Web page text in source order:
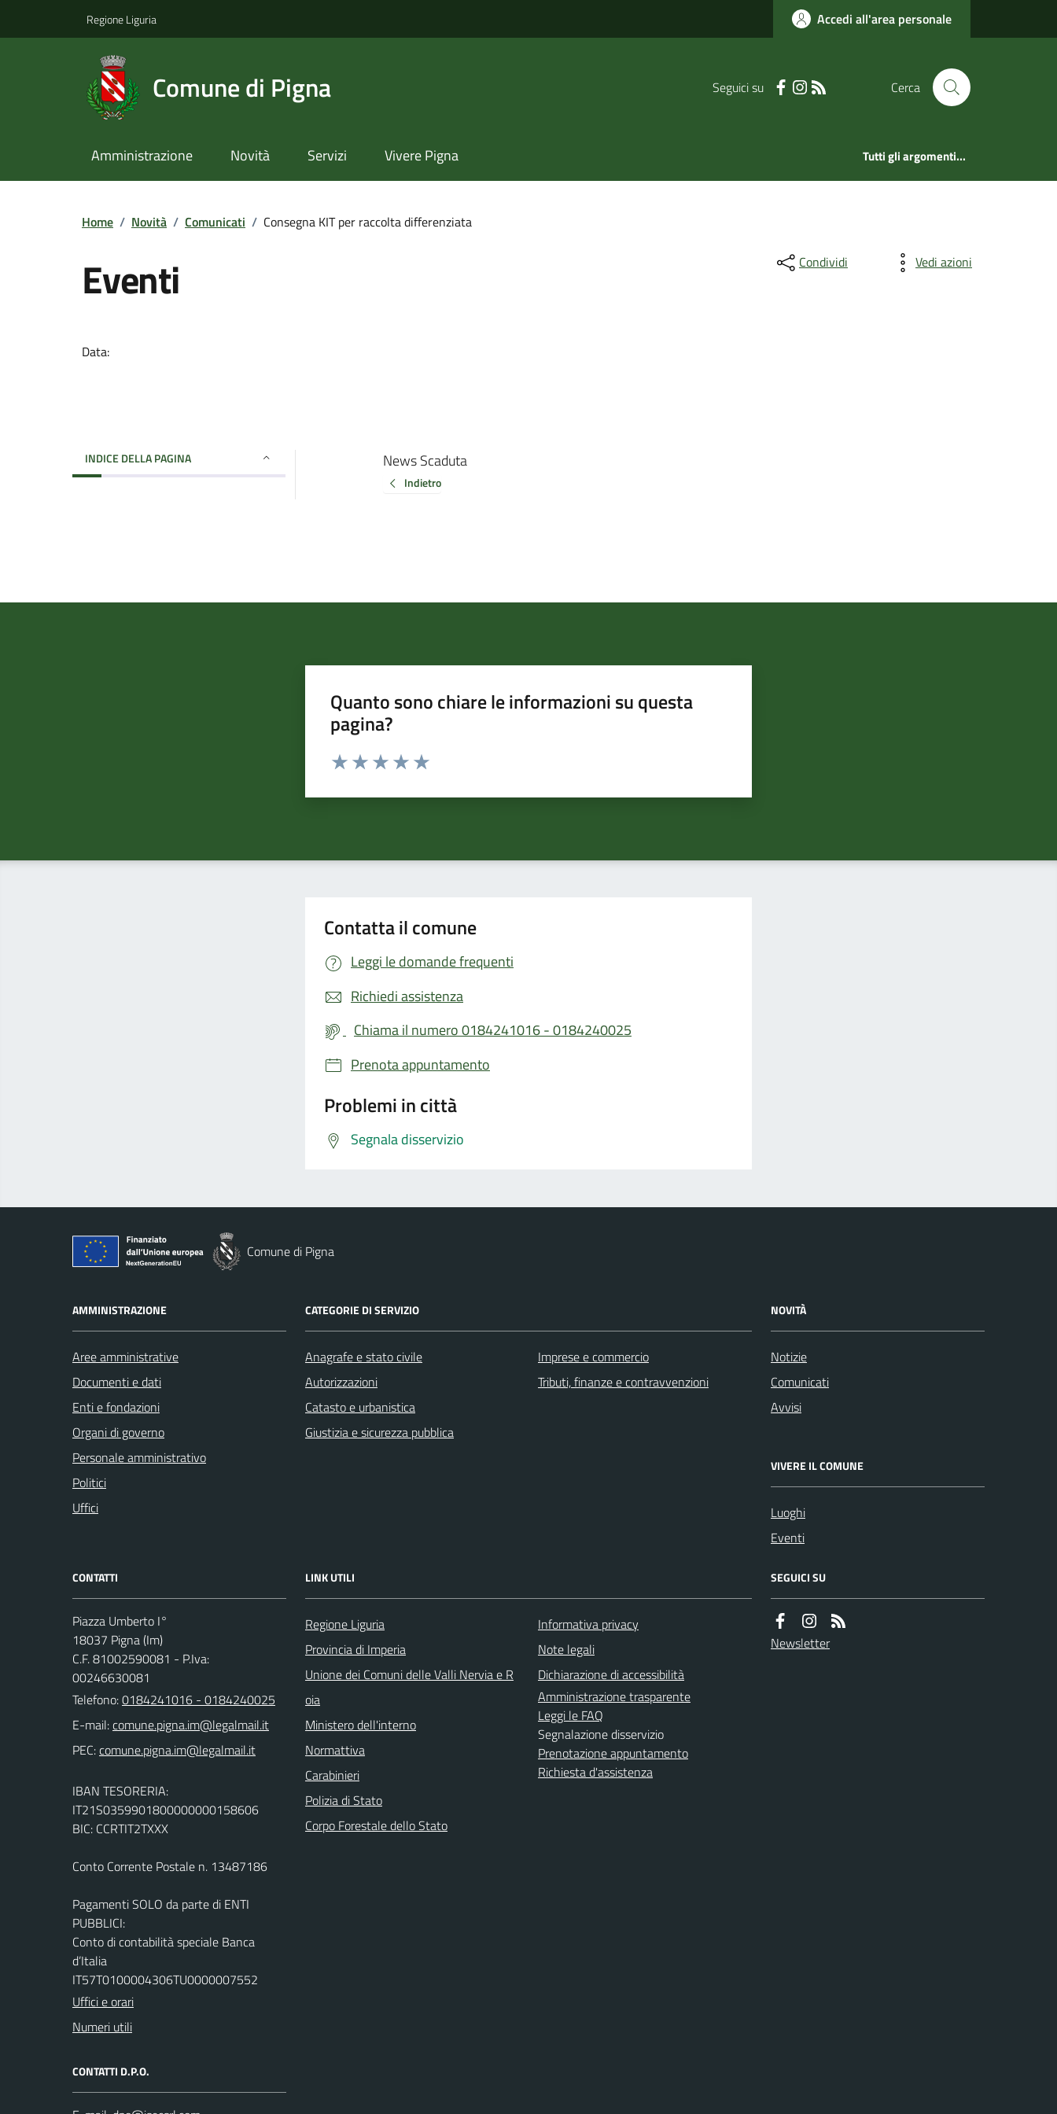
Regione Liguria Accedi all'area personale
Comune di Pigna Seguici su Cerca
Amministrazione Novità Servizi Vivere Pigna Tutti gli argomenti...
Home / Novità / Comunicati / Consegna KIT per raccolta differenziata
Eventi
Data:
Condividi Vedi azioni
INDICE DELLA PAGINA News Scaduta
Indietro
Quanto sono chiare le informazioni su questa
pagina?
Valuta da 1 a 5 stelle la pagina
Contatta il comune
Leggi le domande frequenti
Richiedi assistenza
Chiama il numero 0184241016 - 0184240025
Prenota appuntamento
Problemi in città
Segnala disservizio
Comune di Pigna
AMMINISTRAZIONE
Aree amministrative
Documenti e dati
Enti e fondazioni
Organi di governo
Personale amministrativo
Politici
Uffici
CATEGORIE DI SERVIZIO
Anagrafe e stato civile
Autorizzazioni
Catasto e urbanistica
Giustizia e sicurezza pubblica
Imprese e commercio
Tributi, finanze e contravvenzioni
NOVITÀ
Notizie
Comunicati
Avvisi
VIVERE IL COMUNE
Luoghi
Eventi
CONTATTI
Piazza Umberto I°
18037 Pigna (Im)
C.F. 81002590081 - P.Iva:
00246630081
Telefono:0184241016 - 0184240025
E-mail:
PEC:
IBAN TESORERIA:
IT21S0359901800000000158606
BIC: CCRTIT2TXXX
Conto Corrente Postale n. 13487186
Pagamenti SOLO da parte di ENTI
PUBBLICI:
Conto di contabilità speciale Banca
d’Italia
IT57T0100004306TU0000007552
Uffici e orari
Numeri utili
CONTATTI D.P.O.
LINK UTILI
Regione Liguria
Provincia di Imperia
Unione dei Comuni delle Valli Nervia e R
oia
Ministero dell'interno
Normattiva
Carabinieri
Polizia di Stato
Corpo Forestale dello Stato
Informativa privacy
Note legali
Dichiarazione di accessibilità
Amministrazione trasparente
Leggi le FAQ
Segnalazione disservizio
Prenotazione appuntamento
Richiesta d'assistenza
SEGUICI SU
Newsletter